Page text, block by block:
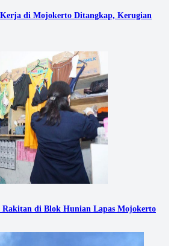
di Mojokerto Ditangkap, Kerugian
Rakitan di Blok Hunian Lapas Mojokerto